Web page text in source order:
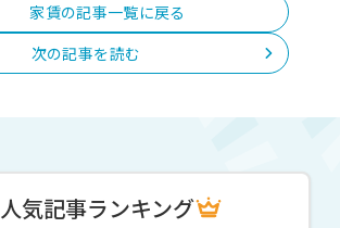
家賃の記事一覧に戻る
次の記事を読む
人気記事ランキング